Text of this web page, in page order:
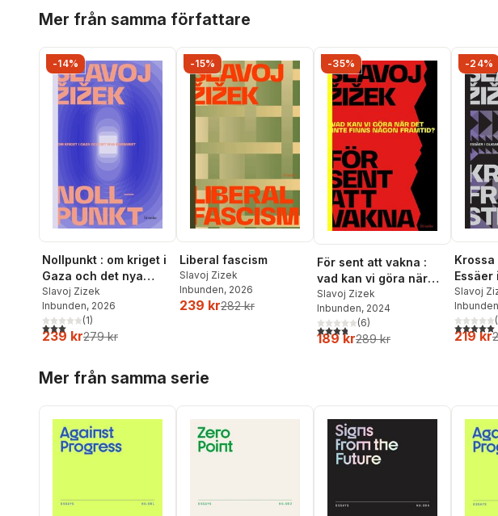
Mer från samma författare
-14%
Nollpunkt : om kriget i
Gaza och det nya
barbariet
Slavoj Zizek
Inbunden, 2026
3,0utav 5 stjärnor. Totalt antal röster:
(1)
239 kr279 kr
-15%
Liberal fascism
Slavoj Zizek
Inbunden, 2026
239 kr282 kr
-35%
För sent att vakna :
vad kan vi göra när
det inte finns någon
framtid?
Slavoj Zizek
Inbunden, 2024
3,8utav 5 stjärnor. Totalt antal röster:
(6)
189 kr289 kr
-24%
Essäer
Slavoj
Inbunden
5,0utav (
219 kr
Mer från samma serie